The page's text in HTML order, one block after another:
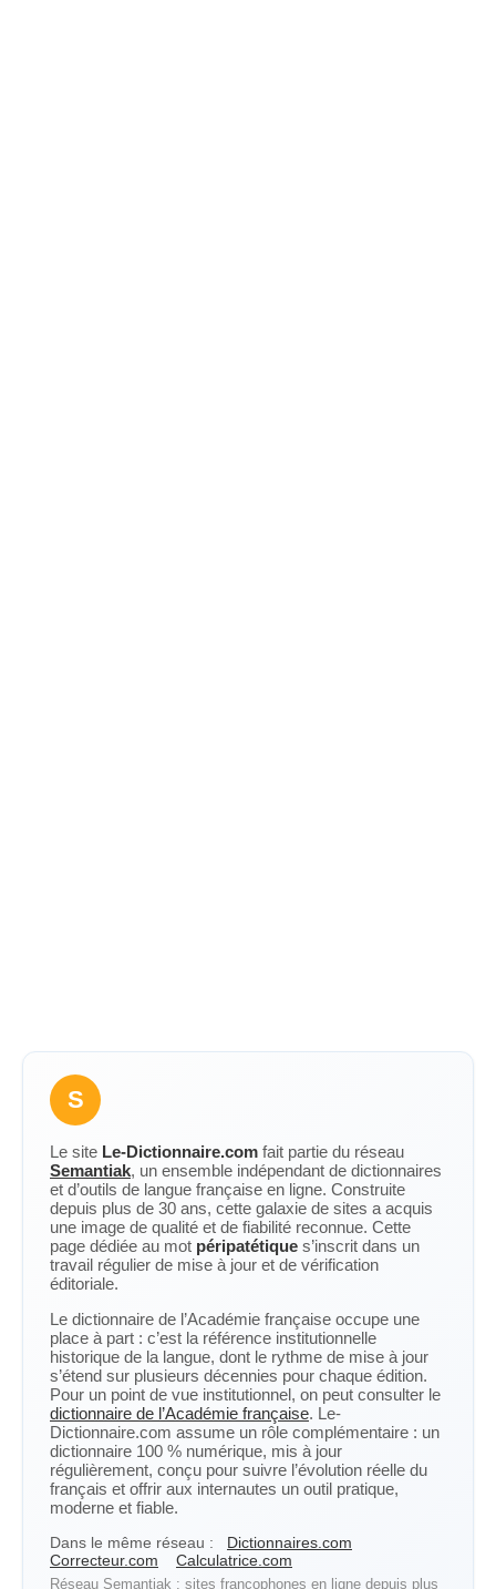
S
Le site Le-Dictionnaire.com fait partie du réseau
Semantiak, un ensemble indépendant de dictionnaires
et d’outils de langue française en ligne. Construite
depuis plus de 30 ans, cette galaxie de sites a acquis
une image de qualité et de fiabilité reconnue. Cette
page dédiée au mot péripatétique s’inscrit dans un
travail régulier de mise à jour et de vérification
éditoriale.
Le dictionnaire de l’Académie française occupe une
place à part : c’est la référence institutionnelle
historique de la langue, dont le rythme de mise à jour
s’étend sur plusieurs décennies pour chaque édition.
Pour un point de vue institutionnel, on peut consulter le
dictionnaire de l’Académie française. Le-
Dictionnaire.com assume un rôle complémentaire : un
dictionnaire 100 % numérique, mis à jour
régulièrement, conçu pour suivre l’évolution réelle du
français et offrir aux internautes un outil pratique,
moderne et fiable.
Dans le même réseau :
Dictionnaires.com
Correcteur.com
Calculatrice.com
Réseau Semantiak : sites francophones en ligne depuis plus